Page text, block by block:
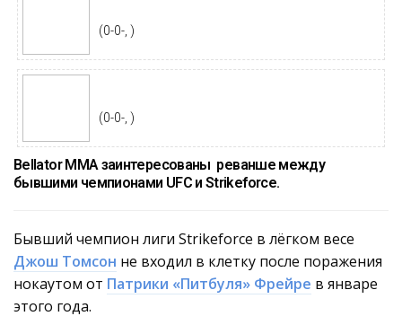
(0-0-, )
(0-0-, )
Bellator MMA заинтересованы реванше между
бывшими чемпионами UFC и Strikeforce.
Бывший чемпион лиги Strikeforce в лёгком весе
Джош Томсон не входил в клетку после поражения
нокаутом от Патрики «Питбуля» Фрейре в январе
этого года.